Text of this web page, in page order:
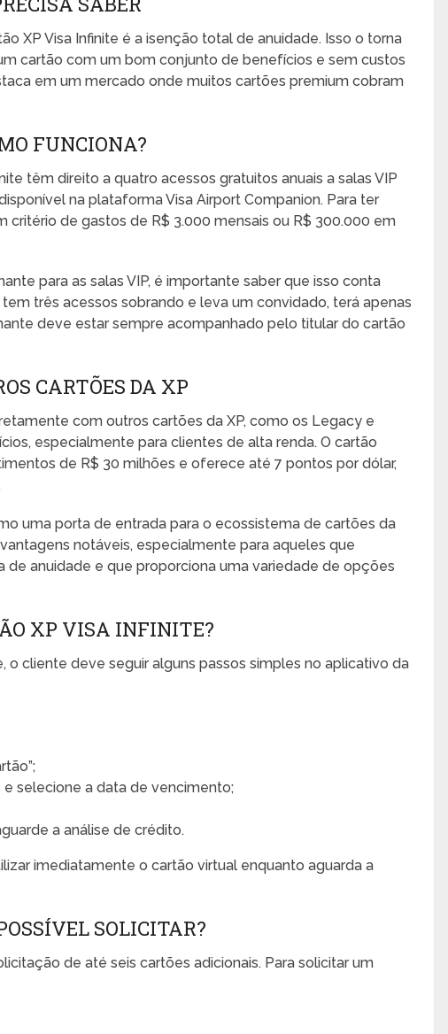
XP Visa Infinite é a isenção total de anuidade. Isso o torna
cartão com um bom conjunto de benefícios e sem custos
em um mercado onde muitos cartões premium cobram
FUNCIONA?
têm direito a quatro acessos gratuitos anuais a salas VIP
na plataforma Visa Airport Companion. Para ter
critério de gastos de R$ 3.000 mensais ou R$ 300.000 em
para as salas VIP, é importante saber que isso conta
três acessos sobrando e leva um convidado, terá apenas
deve estar sempre acompanhado pelo titular do cartão
CARTÕES DA XP
com outros cartões da XP, como os Legacy e
especialmente para clientes de alta renda. O cartão
de R$ 30 milhões e oferece até 7 pontos por dólar,
uma porta de entrada para o ecossistema de cartões da
notáveis, especialmente para aqueles que
de anuidade e que proporciona uma variedade de opções
XP VISA INFINITE?
o cliente deve seguir alguns passos simples no aplicativo da
selecione a data de vencimento;
a análise de crédito.
imediatamente o cartão virtual enquanto aguarda a
SOLICITAR?
de até seis cartões adicionais. Para solicitar um